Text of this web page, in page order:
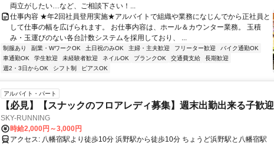
両立がしたい…など、ご相談下さい！...
仕事内容 ★年2回社員登用実施★アルバイトで組織や業務になじんでから正社員と
して仕事の幅を広げられます。 お仕事内容は、ホール＆カウンター業務。 玉積
み・玉運びのない各台計数システムを採用しており、 ...
制服あり 副業・WワークOK 土日祝のみOK 主婦・主夫歓迎 フリーター歓迎
バイク通勤OK
車通勤OK
学生歓迎 未経験者歓迎 ネイルOK ブランクOK 交通費支給
長期歓迎
週2・3日からOK
シフト制 ピアスOK
アルバイト・パート
【必見】【スナックのフロアレディ募集】週末出勤出来る子歓迎
SKY-RUNNING
時給2,000円～3,000円
アクセス: 八幡宿駅より徒歩10分 浜野駅から徒歩10分 ちょうど浜野駅と八幡宿駅